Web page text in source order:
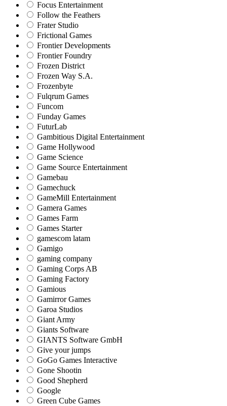
Focus Entertainment
Follow the Feathers
Frater Studio
Frictional Games
Frontier Developments
Frontier Foundry
Frozen District
Frozen Way S.A.
Frozenbyte
Fulqrum Games
Funcom
Funday Games
FuturLab
Gambitious Digital Entertainment
Game Hollywood
Game Science
Game Source Entertainment
Gamebau
Gamechuck
GameMill Entertainment
Gamera Games
Games Farm
Games Starter
gamescom latam
Gamigo
gaming company
Gaming Corps AB
Gaming Factory
Gamious
Gamirror Games
Garoa Studios
Giant Army
Giants Software
GIANTS Software GmbH
Give your jumps
GoGo Games Interactive
Gone Shootin
Good Shepherd
Google
Green Cube Games